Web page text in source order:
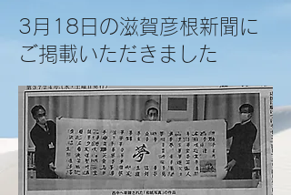
3月18日の滋賀彦根新聞に
ご掲載いただきました